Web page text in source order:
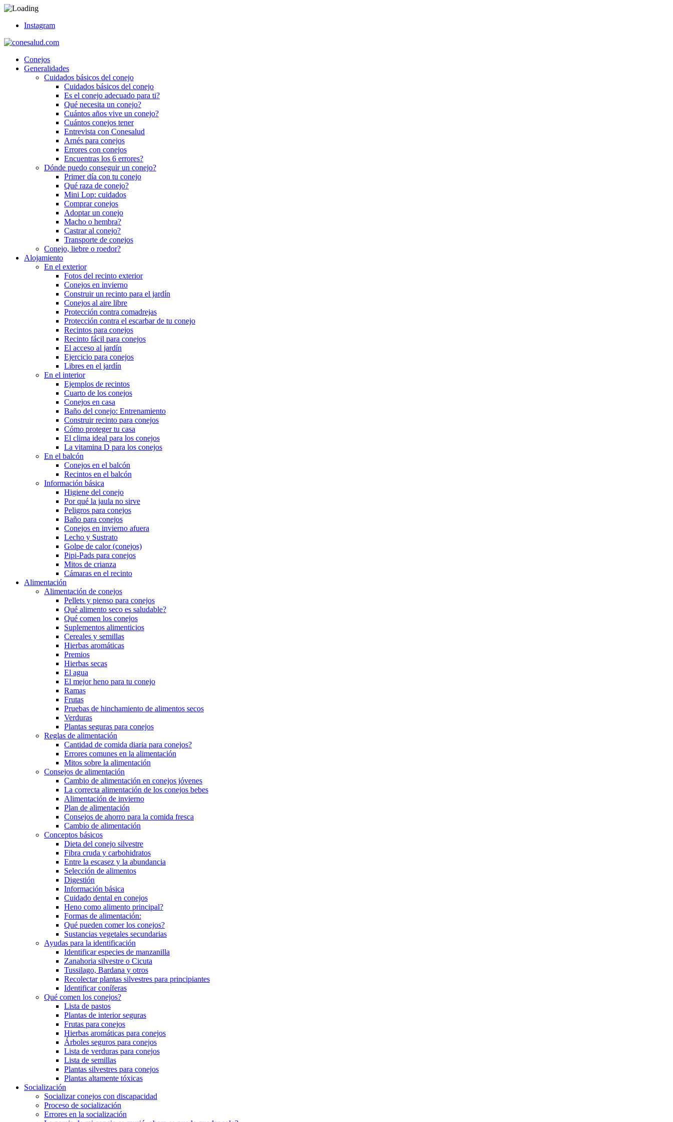
Instagram
Conejos
Generalidades
Cuidados básicos del conejo
Cuidados básicos del conejo
Es el conejo adecuado para ti?
Qué necesita un conejo?
Cuántos años vive un conejo?
Cuántos conejos tener
Entrevista con Conesalud
Arnés para conejos
Errores con conejos
Encuentras los 6 errores?
Dónde puedo conseguir un conejo?
Primer día con tu conejo
Qué raza de conejo?
Mini Lop: cuidados
Comprar conejos
Adoptar un conejo
Macho o hembra?
Castrar al conejo?
Transporte de conejos
Conejo, liebre o roedor?
Alojamiento
En el exterior
Fotos del recinto exterior
Conejos en invierno
Construir un recinto para el jardín
Conejos al aire libre
Protección contra comadrejas
Protección contra el escarbar de tu conejo
Recintos para conejos
Recinto fácil para conejos
El acceso al jardín
Ejercicio para conejos
Libres en el jardín
En el interior
Ejemplos de recintos
Cuarto de los conejos
Conejos en casa
Baño del conejo: Entrenamiento
Construir recinto para conejos
Cómo proteger tu casa
El clima ideal para los conejos
La vitamina D para los conejos
En el balcón
Conejos en el balcón
Recintos en el balcón
Información básica
Higiene del conejo
Por qué la jaula no sirve
Peligros para conejos
Baño para conejos
Conejos en invierno afuera
Lecho y Sustrato
Golpe de calor (conejos)
Pipi-Pads para conejos
Mitos de crianza
Cámaras en el recinto
Alimentación
Alimentación de conejos
Pellets y pienso para conejos
Qué alimento seco es saludable?
Qué comen los conejos
Suplementos alimenticios
Cereales y semillas
Hierbas aromáticas
Premios
Hierbas secas
El agua
El mejor heno para tu conejo
Ramas
Frutas
Pruebas de hinchamiento de alimentos secos
Verduras
Plantas seguras para conejos
Reglas de alimentación
Cantidad de comida diaria para conejos?
Errores comunes en la alimentación
Mitos sobre la alimentación
Consejos de alimentación
Cambio de alimentación en conejos jóvenes
La correcta alimentación de los conejos bebes
Alimentación de invierno
Plan de alimentación
Consejos de ahorro para la comida fresca
Cambio de alimentación
Conceptos básicos
Dieta del conejo silvestre
Fibra cruda y carbohidratos
Entre la escasez y la abundancia
Selección de alimentos
Digestión
Información básica
Cuidado dental en conejos
Heno como alimento principal?
Formas de alimentación:
Qué pueden comer los conejos?
Sustancias vegetales secundarias
Ayudas para la identificación
Identificar especies de manzanilla
Zanahoria silvestre o Cicuta
Tussilago, Bardana y otros
Recolectar plantas silvestres para principiantes
Identificar coníferas
Qué comen los conejos?
Lista de pastos
Plantas de interior seguras
Frutas para conejos
Hierbas aromáticas para conejos
Árboles seguros para conejos
Lista de verduras para conejos
Lista de semillas
Plantas silvestres para conejos
Plantas altamente tóxicas
Socialización
Socializar conejos con discapacidad
Proceso de socialización
Errores en la socialización